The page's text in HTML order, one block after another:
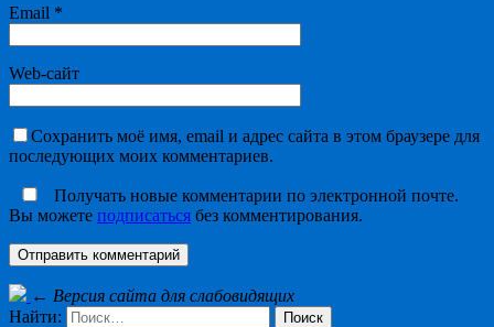
Email *
Web-сайт
Сохранить моё имя, email и адрес сайта в этом браузере для
последующих моих комментариев.
Получать новые комментарии по электронной почте.
Вы можете подписаться без комментирования.
← Версия сайта для слабовидящих
Найти: